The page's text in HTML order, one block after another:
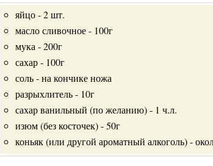
яйцо - 2 шт.
масло сливочное - 100г
мука - 200г
сахар - 100г
соль - на кончике ножа
разрыхлитель - 10г
сахар ванильный (по желанию) - 1 ч.л.
изюм (без косточек) - 50г
коньяк (или другой ароматный алкоголь) -